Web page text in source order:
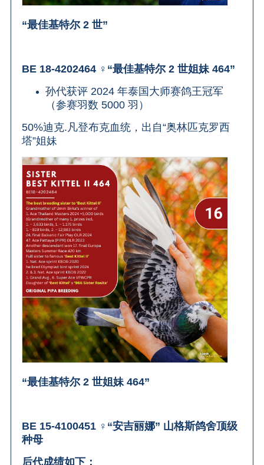
“最佳基特尔 2 世”
BE 18-4202464 ♀“最佳基特尔 2 世姐妹 464”
孙代获评 2024 年泰国大师赛鸽王冠军
（参赛羽数 5000 羽）
50%迪克.凡登布克血统，出自“奥林匹克罗西
塔”姐妹
“最佳基特尔 2 世姐妹 464”
BE 15-4100451 ♀“安吉丽娜” 山格斯鸽舍顶级
种母
后代成绩如下：